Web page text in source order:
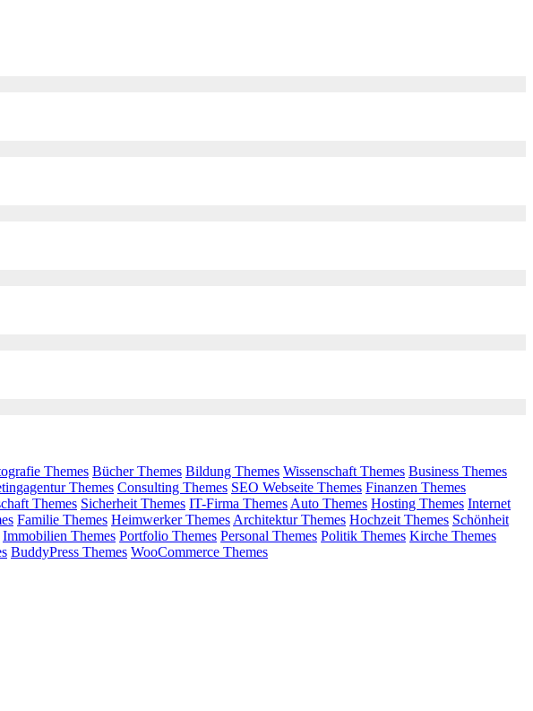
Themes Bücher Themes Bildung Themes Wissenschaft Themes Business Themes
Themes Consulting Themes SEO Webseite Themes Finanzen Themes
Themes Sicherheit Themes IT-Firma Themes Auto Themes Hosting Themes Internet
Familie Themes Heimwerker Themes Architektur Themes Hochzeit Themes Schönheit
Immobilien Themes Portfolio Themes Personal Themes Politik Themes Kirche Themes
BuddyPress Themes WooCommerce Themes